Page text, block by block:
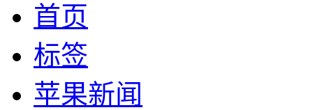
首页
标签
苹果新闻